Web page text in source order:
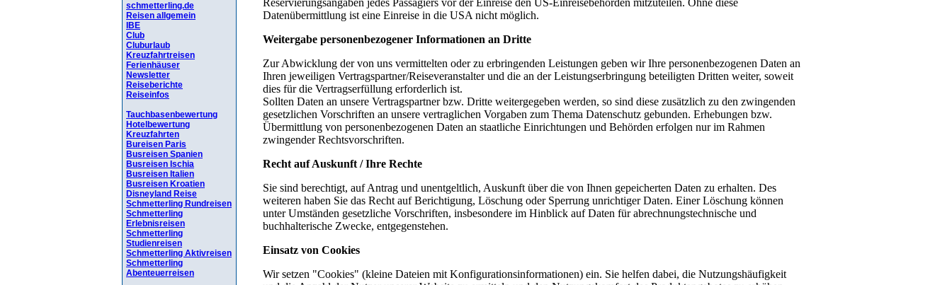
schmetterling.de
Reisen allgemein
IBE
Club
Cluburlaub
Kreuzfahrtreisen
Ferienhäuser
Newsletter
Reiseberichte
Reiseinfos
Tauchbasenbewertung
Hotelbewertung
Kreuzfahrten
Bureisen Paris
Busreisen Spanien
Busreisen Ischia
Busreisen Italien
Busreisen Kroatien
Disneyland Reise
Schmetterling Rundreisen
Schmetterling
Erlebnisreisen
Schmetterling
Studienreisen
Schmetterling Aktivreisen
Schmetterling
Abenteuerreisen